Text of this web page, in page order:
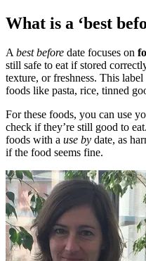
What is a ‘best
Abest before date focuses on
still safe to eat if stored
texture, or freshness. This
foods like pasta, rice, tinned
For these foods, you can use
check if they’re still good to
foods with a use by date, as
if the food seems fine.